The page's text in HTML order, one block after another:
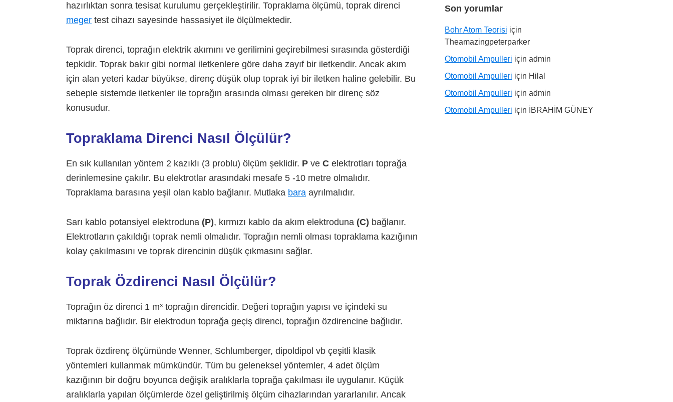
hazırlıktan sonra tesisat kurulumu gerçekleştirilir. Topraklama ölçümü, toprak direnci
meger test cihazı sayesinde hassasiyet ile ölçülmektedir.
Toprak direnci, toprağın elektrik akımını ve gerilimini geçirebilmesi sırasında gösterdiği
tepkidir. Toprak bakır gibi normal iletkenlere göre daha zayıf bir iletkendir. Ancak akım
için alan yeteri kadar büyükse, direnç düşük olup toprak iyi bir iletken haline gelebilir. Bu
sebeple sistemde iletkenler ile toprağın arasında olması gereken bir direnç söz
konusudur.
Topraklama Direnci Nasıl Ölçülür?
En sık kullanılan yöntem 2 kazıklı (3 problu) ölçüm şeklidir. P ve C elektrotları toprağa
derinlemesine çakılır. Bu elektrotlar arasındaki mesafe 5 -10 metre olmalıdır.
Topraklama barasına yeşil olan kablo bağlanır. Mutlaka bara ayrılmalıdır.
Sarı kablo potansiyel elektroduna (P), kırmızı kablo da akım elektroduna (C) bağlanır.
Elektrotların çakıldığı toprak nemli olmalıdır. Toprağın nemli olması topraklama kazığının
kolay çakılmasını ve toprak direncinin düşük çıkmasını sağlar.
Toprak Özdirenci Nasıl Ölçülür?
Toprağın öz direnci 1 m³ toprağın direncidir. Değeri toprağın yapısı ve içindeki su
miktarına bağlıdır. Bir elektrodun toprağa geçiş direnci, toprağın özdirencine bağlıdır.
Toprak özdirenç ölçümünde Wenner, Schlumberger, dipoldipol vb çeşitli klasik
yöntemleri kullanmak mümkündür. Tüm bu geleneksel yöntemler, 4 adet ölçüm
kazığının bir doğru boyunca değişik aralıklarla toprağa çakılması ile uygulanır. Küçük
aralıklarla yapılan ölçümlerde özel geliştirilmiş ölçüm cihazlarından yararlanılır. Ancak
Son yorumlar
Bohr Atom Teorisi için
Theamazingpeterparker
Otomobil Ampulleri için admin
Otomobil Ampulleri için Hilal
Otomobil Ampulleri için admin
Otomobil Ampulleri için İBRAHİM GÜNEY